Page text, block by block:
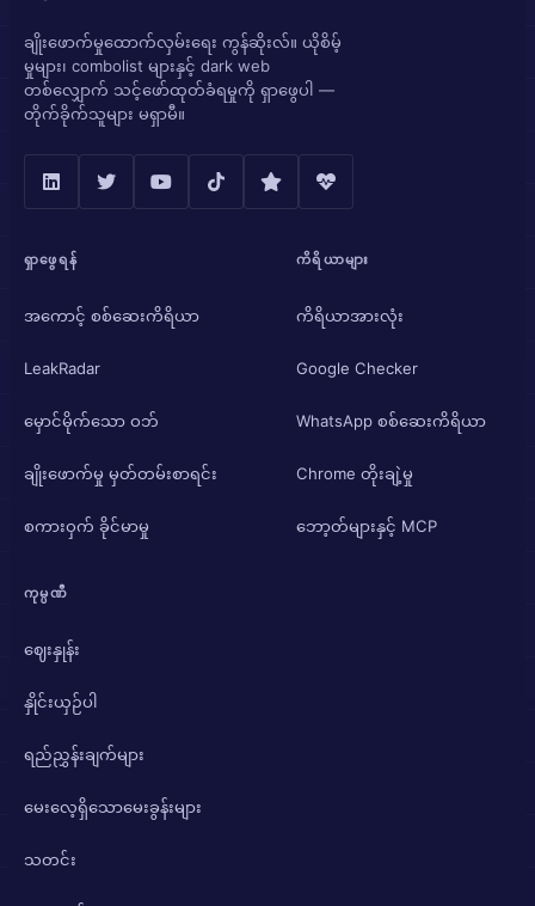
ချိုးဖောက်မှုထောက်လှမ်းရေး ကွန်ဆိုးလ်။ ယိုစိမ့်
မှုများ၊ combolist များနှင့် dark web
တစ်လျှောက် သင့်ဖော်ထုတ်ခံရမှုကို ရှာဖွေပါ —
တိုက်ခိုက်သူများ မရှာမီ။
ရှာဖွေရန်
အကောင့် စစ်ဆေးကိရိယာ
LeakRadar
မှောင်မိုက်သော ဝဘ်
ချိုးဖောက်မှု မှတ်တမ်းစာရင်း
စကားဝှက် ခိုင်မာမှု
ကိရိယာများ
ကိရိယာအားလုံး
Google Checker
WhatsApp စစ်ဆေးကိရိယာ
Chrome တိုးချဲ့မှု
ဘော့တ်များနှင့် MCP
ကုမ္ပဏီ
ဈေးနှုန်း
နှိုင်းယှဉ်ပါ
ရည်ညွှန်းချက်များ
မေးလေ့ရှိသောမေးခွန်းများ
သတင်း